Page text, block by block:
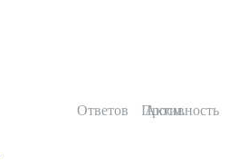
Ответов Просм.
Активность